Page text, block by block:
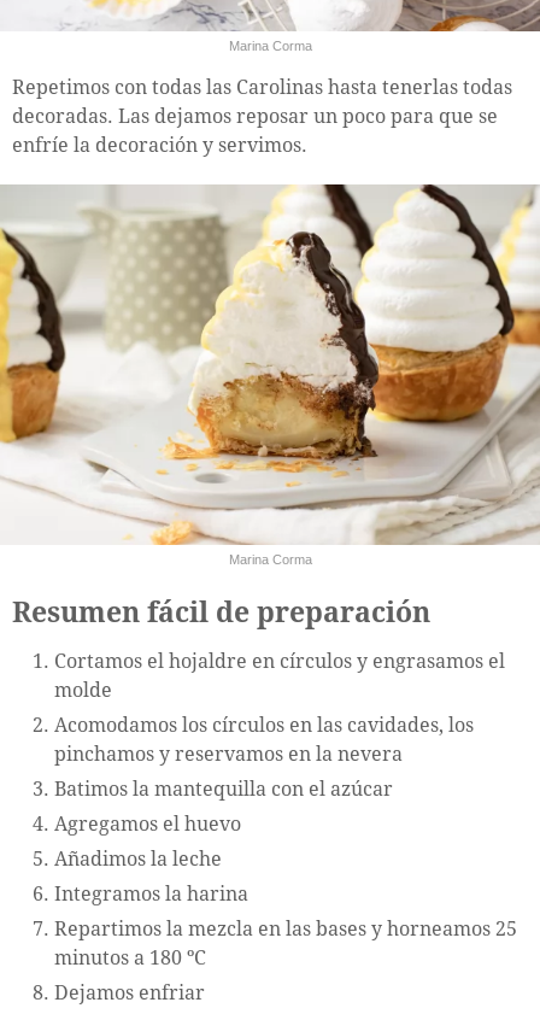
Marina Corma
Repetimos con todas las Carolinas hasta tenerlas todas
decoradas. Las dejamos reposar un poco para que se
enfríe la decoración y servimos.
Marina Corma
Resumen fácil de preparación
Cortamos el hojaldre en círculos y engrasamos el
molde
Acomodamos los círculos en las cavidades, los
pinchamos y reservamos en la nevera
Batimos la mantequilla con el azúcar
Agregamos el huevo
Añadimos la leche
Integramos la harina
Repartimos la mezcla en las bases y horneamos 25
minutos a 180 ºC
Dejamos enfriar